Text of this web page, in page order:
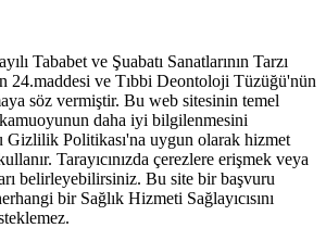
Tababet ve Şuabatı Sanatlarının Tarzı
24.maddesi ve Tıbbi Deontoloji Tüzüğü'nün
söz vermiştir. Bu web sitesinin temel
kamuoyunun daha iyi bilgilenmesini
Gizlilik Politikası'na uygun olarak hizmet
Tarayıcınızda çerezlere erişmek veya
belirleyebilirsiniz. Bu site bir başvuru
bir Sağlık Hizmeti Sağlayıcısını